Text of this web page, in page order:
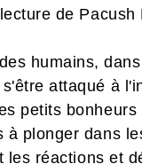
de Pacush
humains,
attaqué à
petits
à plonger dans
les réactions et